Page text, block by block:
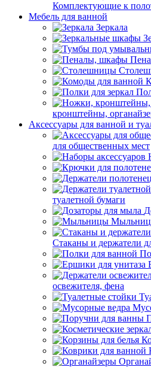
Комплектующие к
Мебель для ванной
Зеркала
кронштейны,
Аксессуары для ванной и
для общественных мест
туалетной бумаги
Стаканы и держатели
освежителя, фена